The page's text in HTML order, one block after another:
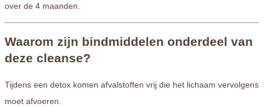
over de 4 maanden.
Waarom zijn bindmiddelen onderdeel van
deze cleanse?
Tijdens een detox komen afvalstoffen vrij die het lichaam vervolgens
moet afvoeren.